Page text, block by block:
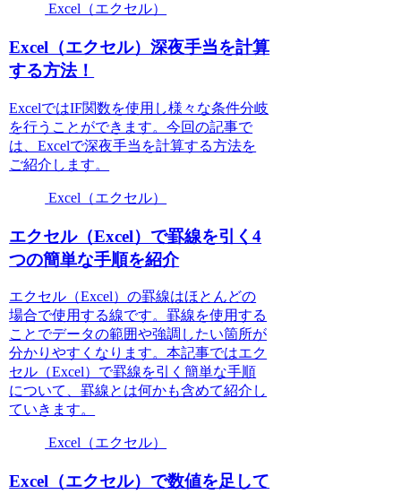
Excel（エクセル）
Excel（エクセル）深夜手当を計算
する方法！
ExcelではIF関数を使用し様々な条件分岐
を行うことができます。今回の記事で
は、Excelで深夜手当を計算する方法を
ご紹介します。
Excel（エクセル）
エクセル（Excel）で罫線を引く4
つの簡単な手順を紹介
エクセル（Excel）の罫線はほとんどの
場合で使用する線です。罫線を使用する
ことでデータの範囲や強調したい箇所が
分かりやすくなります。本記事ではエク
セル（Excel）で罫線を引く簡単な手順
について、罫線とは何かも含めて紹介し
ていきます。
Excel（エクセル）
Excel（エクセル）で数値を足して